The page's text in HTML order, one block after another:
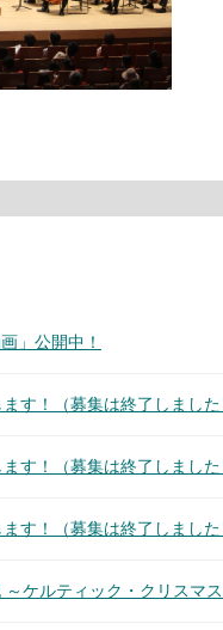
」公開中！
す！（募集は終了しました
す！（募集は終了しました
す！（募集は終了しました
ケルティック・クリスマ